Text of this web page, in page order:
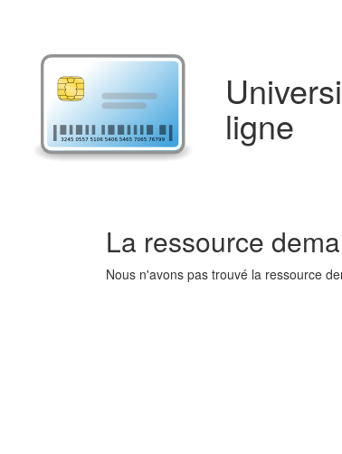
ligne
La ressource
Nous n'avons pas trouvé la ressource